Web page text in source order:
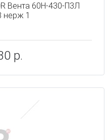
Вента 60Н-430-П3Л
нерж 1
р.